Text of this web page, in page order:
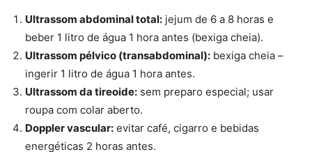
Ultrassom abdominal total: jejum de 6 a 8 horas e
beber 1 litro de água 1 hora antes (bexiga cheia).
Ultrassom pélvico (transabdominal): bexiga cheia –
ingerir 1 litro de água 1 hora antes.
Ultrassom da tireoide: sem preparo especial; usar
roupa com colar aberto.
Doppler vascular: evitar café, cigarro e bebidas
energéticas 2 horas antes.